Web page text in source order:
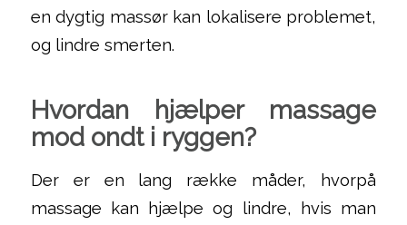
en dygtig massør kan lokalisere problemet,
og lindre smerten.
Hvordan hjælper massage
mod ondt i ryggen?
Der er en lang række måder, hvorpå
massage kan hjælpe og lindre, hvis man